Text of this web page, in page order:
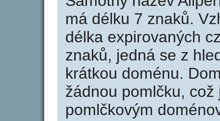
má délku 7 znaků.
délka expirovaných
znaků, jedná se z
krátkou doménu.
žádnou pomlčku,
pomlčkovým